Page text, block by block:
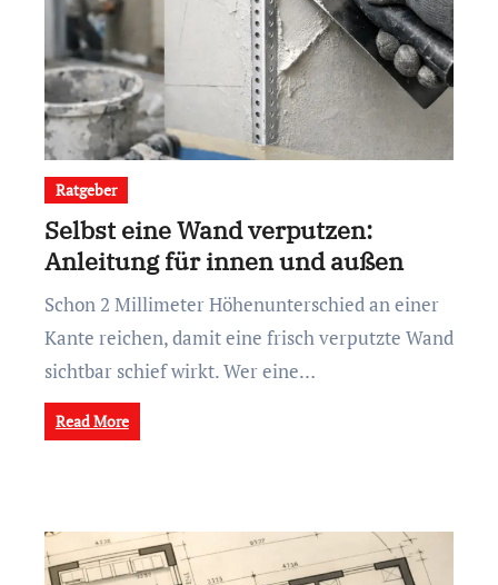
Ratgeber
Selbst eine Wand verputzen:
Anleitung für innen und außen
Schon 2 Millimeter Höhenunterschied an einer
Kante reichen, damit eine frisch verputzte Wand
sichtbar schief wirkt. Wer eine…
Read More